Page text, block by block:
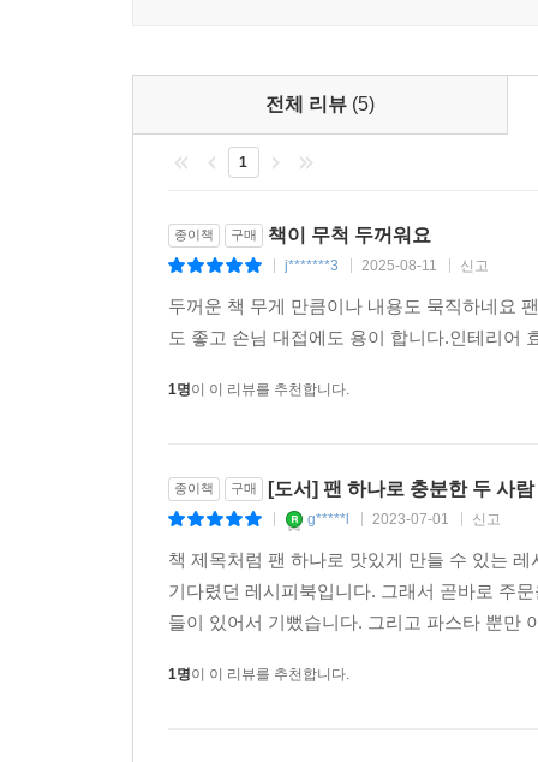
만나볼 수 있다. 글로벌한 두 유튜버가 처음 만나
“친한 친구에게 레시피를 전달해주러 들렀다가
소스부터 타르트까지 63가지의 조리법, 3편의
전체 리뷰 (5)
1
종이책 구매 책이 무척 두꺼워요
j*******3 2025-08-11 신고
두꺼운 책 무게 만큼이나 내용도 묵직하네요
도 좋고 손님 대접에도 용이 합니다.인테리어
1명이 이 리뷰를 추천합니다.
종이책 구매 [도서] 팬 하나로 충분한 두 사
g*****l 2023-07-01 신고
책 제목처럼 팬 하나로 맛있게 만들 수 있는
기다렸던 레시피북입니다. 그래서 곧바로 주
들이 있어서 기뻤습니다. 그리고 파스타 뿐만
1명이 이 리뷰를 추천합니다.